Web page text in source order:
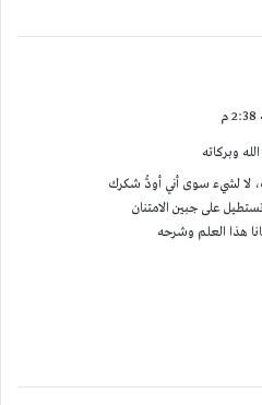
وبركاته
لا لشيء سوى أني أودُّ شكرك
على جبين الامتنان
هذا العلم وشرحه